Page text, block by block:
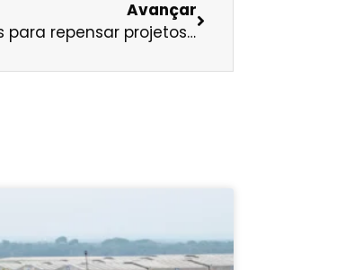
Avançar
Webinário discute desafios e caminhos para repensar projetos de infraestrutura